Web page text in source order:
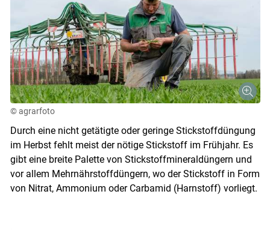
© agrarfoto
Durch eine nicht getätigte oder geringe Stickstoffdüngung
im Herbst fehlt meist der nötige Stickstoff im Frühjahr. Es
gibt eine breite Palette von Stickstoffmineraldüngern und
vor allem Mehrnährstoffdüngern, wo der Stickstoff in Form
von Nitrat, Ammonium oder Carbamid (Harnstoff) vorliegt.